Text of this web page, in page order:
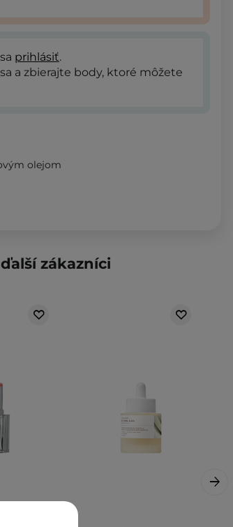
prihlásiť.
sa a zbierajte body, ktoré môžete
olejom
zákazníci